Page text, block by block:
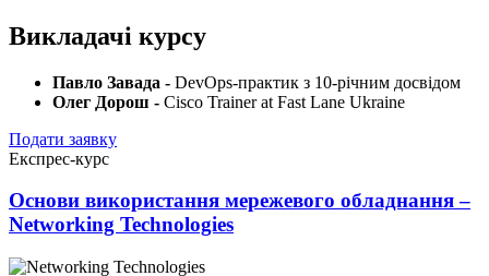
Викладачі курсу
Павло Завада - DevOps-практик з 10-річним досвідом
Олег Дорош - Cisco Trainer at Fast Lane Ukraine
Подати заявку
Експрес-курс
Основи використання мережевого обладнання –
Networking Technologies